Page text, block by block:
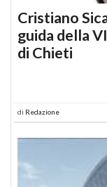
Cristiano
guida della
di Chieti
di Redazione